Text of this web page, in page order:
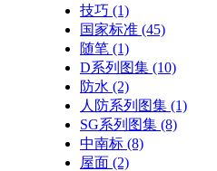
技巧 (1)
国家标准 (45)
随笔 (1)
D系列图集 (10)
防水 (2)
人防系列图集 (1)
SG系列图集 (8)
中南标 (8)
屋面 (2)